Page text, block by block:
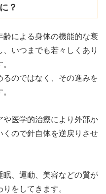
？
齢による身体の機能的な衰
いつまでも若々しくあり
のではなく、その進みを
や医学的治療により外部か
くので針自体を逆戻りさせ
、運動、美容などの質が
をしてきます。